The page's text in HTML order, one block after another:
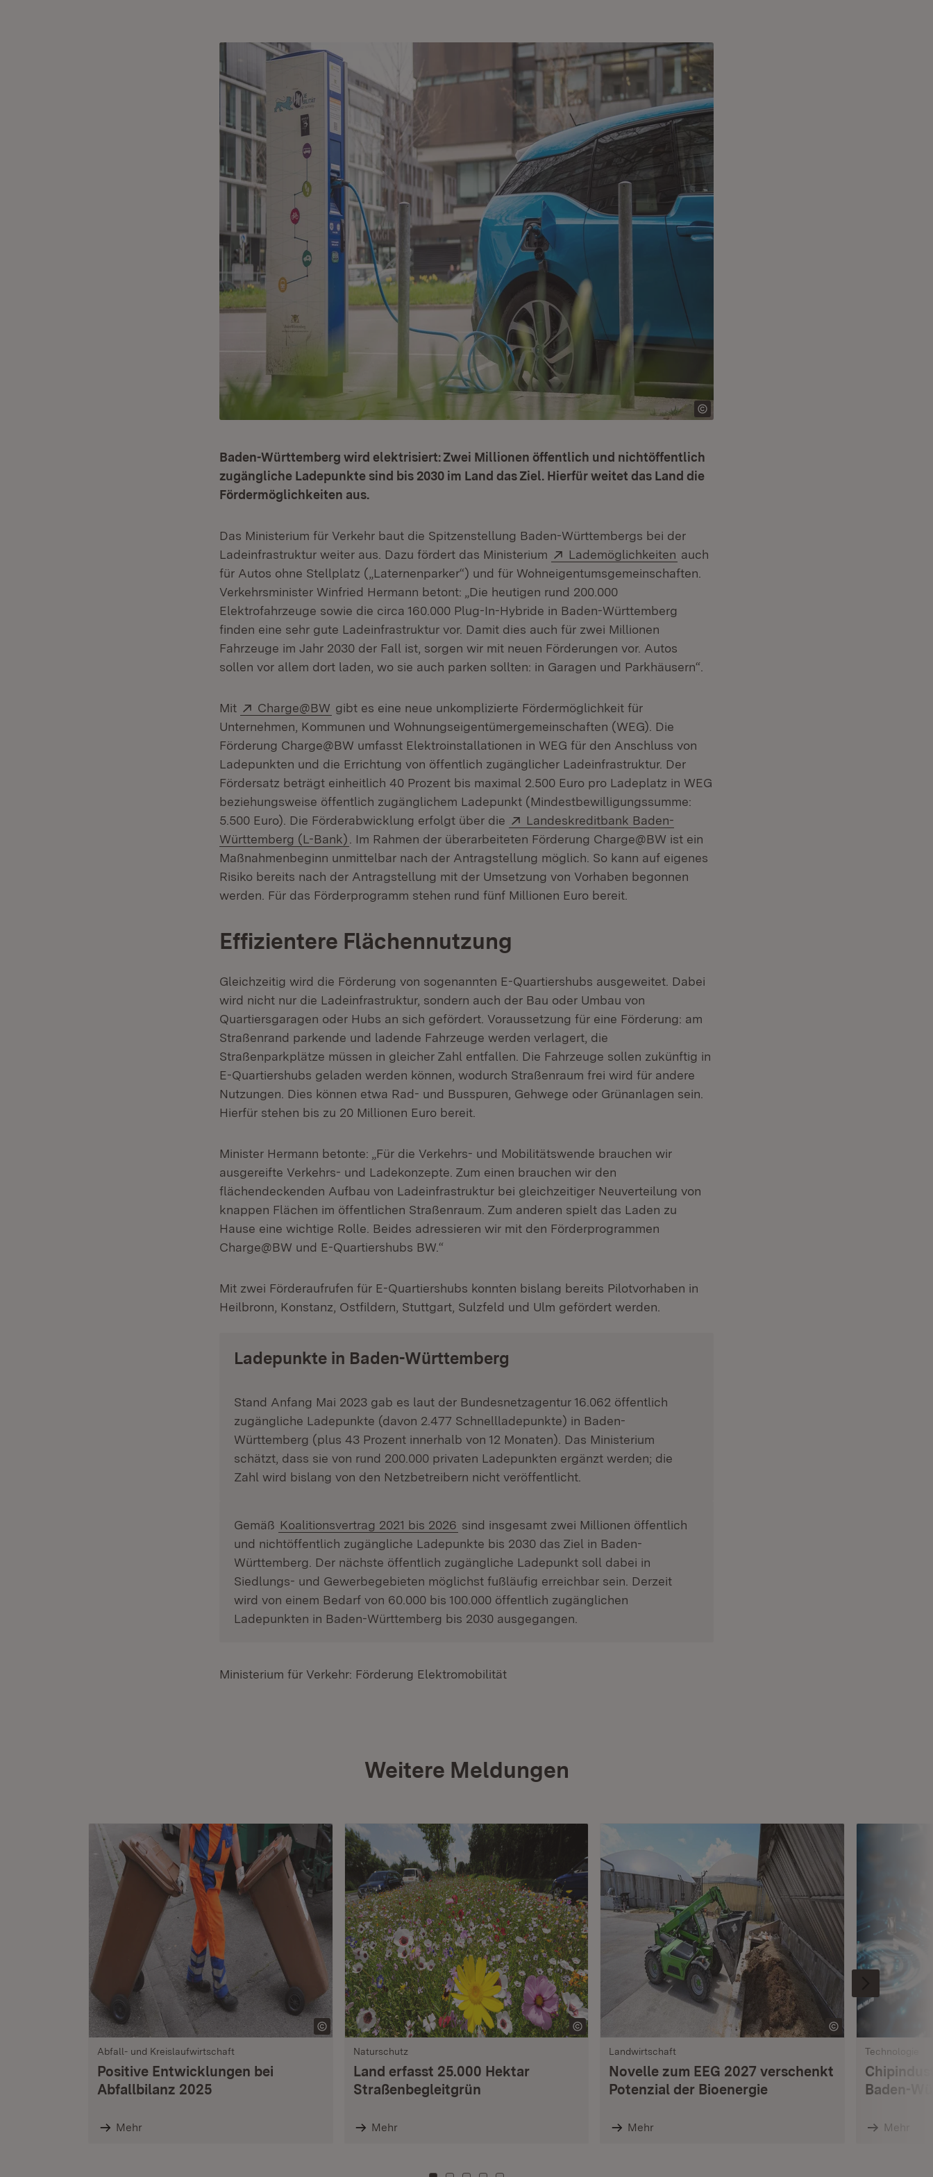
Baden-Württemberg wird elektrisiert: Zwei Millionen öffentlich und nichtöffentlich
zugängliche Ladepunkte sind bis 2030 im Land das Ziel. Hierfür weitet das Land die
Fördermöglichkeiten aus.
Das Ministerium für Verkehr baut die Spitzenstellung Baden-Württembergs bei der
Ladeinfrastruktur weiter aus. Dazu fördert das Ministerium
Extern:
Lademöglichkeiten (Öffnet in neuem Fenster)
auch
für Autos ohne Stellplatz („Laternenparker“) und für Wohneigentumsgemeinschaften.
Verkehrsminister Winfried Hermann betont: „Die heutigen rund 200.000
Elektrofahrzeuge sowie die circa 160.000 Plug-In-Hybride in Baden-Württemberg
finden eine sehr gute Ladeinfrastruktur vor. Damit dies auch für zwei Millionen
Fahrzeuge im Jahr 2030 der Fall ist, sorgen wir mit neuen Förderungen vor. Autos
sollen vor allem dort laden, wo sie auch parken sollten: in Garagen und Parkhäusern“.
Mit Extern:
Charge@BW (Öffnet in neuem Fenster)
gibt es eine neue unkomplizierte Fördermöglichkeit für
Unternehmen, Kommunen und Wohnungseigentümergemeinschaften (WEG). Die
Förderung Charge@BW umfasst Elektroinstallationen in WEG für den Anschluss von
Ladepunkten und die Errichtung von öffentlich zugänglicher Ladeinfrastruktur. Der
Fördersatz beträgt einheitlich 40 Prozent bis maximal 2.500 Euro pro Ladeplatz in WEG
beziehungsweise öffentlich zugänglichem Ladepunkt (Mindestbewilligungssumme:
5.500 Euro). Die Förderabwicklung erfolgt über die
Extern:
Landeskreditbank Baden-
Württemberg (L-Bank) (Öffnet in neuem Fenster)
. Im Rahmen der überarbeiteten Förderung Charge@BW ist ein
Maßnahmenbeginn unmittelbar nach der Antragstellung möglich. So kann auf eigenes
Risiko bereits nach der Antragstellung mit der Umsetzung von Vorhaben begonnen
werden. Für das Förderprogramm stehen rund fünf Millionen Euro bereit.
Effizientere Flächennutzung
Gleichzeitig wird die Förderung von sogenannten E-Quartiershubs ausgeweitet. Dabei
wird nicht nur die Ladeinfrastruktur, sondern auch der Bau oder Umbau von
Quartiersgaragen oder Hubs an sich gefördert. Voraussetzung für eine Förderung: am
Straßenrand parkende und ladende Fahrzeuge werden verlagert, die
Straßenparkplätze müssen in gleicher Zahl entfallen. Die Fahrzeuge sollen zukünftig in
E-Quartiershubs geladen werden können, wodurch Straßenraum frei wird für andere
Nutzungen. Dies können etwa Rad- und Busspuren, Gehwege oder Grünanlagen sein.
Hierfür stehen bis zu 20 Millionen Euro bereit.
Minister Hermann betonte: „Für die Verkehrs- und Mobilitätswende brauchen wir
ausgereifte Verkehrs- und Ladekonzepte. Zum einen brauchen wir den
flächendeckenden Aufbau von Ladeinfrastruktur bei gleichzeitiger Neuverteilung von
knappen Flächen im öffentlichen Straßenraum. Zum anderen spielt das Laden zu
Hause eine wichtige Rolle. Beides adressieren wir mit den Förderprogrammen
Charge@BW und E-Quartiershubs BW.“
Mit zwei Förderaufrufen für E-Quartiershubs konnten bislang bereits Pilotvorhaben in
Heilbronn, Konstanz, Ostfildern, Stuttgart, Sulzfeld und Ulm gefördert werden.
Ladepunkte in Baden-Württemberg
Stand Anfang Mai 2023 gab es laut der Bundesnetzagentur 16.062 öffentlich
zugängliche Ladepunkte (davon 2.477 Schnellladepunkte) in Baden-
Württemberg (plus 43 Prozent innerhalb von 12 Monaten). Das Ministerium
schätzt, dass sie von rund 200.000 privaten Ladepunkten ergänzt werden; die
Zahl wird bislang von den Netzbetreibern nicht veröffentlicht.
Gemäß Koalitionsvertrag 2021 bis 2026 sind insgesamt zwei Millionen öffentlich
und nichtöffentlich zugängliche Ladepunkte bis 2030 das Ziel in Baden-
Württemberg. Der nächste öffentlich zugängliche Ladepunkt soll dabei in
Siedlungs- und Gewerbegebieten möglichst fußläufig erreichbar sein. Derzeit
wird von einem Bedarf von 60.000 bis 100.000 öffentlich zugänglichen
Ladepunkten in Baden-Württemberg bis 2030 ausgegangen.
Ministerium für Verkehr: Förderung Elektromobilität
Weitere Meldungen
Abfall- und Kreislaufwirtschaft
Positive Entwicklungen bei
Abfallbilanz 2025
Mehr
Naturschutz
Land erfasst 25.000 Hektar
Straßenbegleitgrün
Mehr
Landwirtschaft
Novelle zum EEG 2027 verschenkt
Potenzial der Bioenergie
Mehr
Technologie
Baden-
Mehr